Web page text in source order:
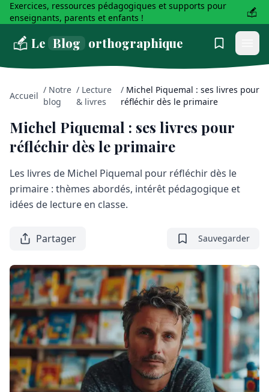
Exercices, ressources pédagogiques et supports pour
enseignants, parents et enfants !
Le Blog orthographique
Accueil
/ Notre
blog
/ Lecture
& livres
/ Michel Piquemal : ses livres pour
réfléchir dès le primaire
Michel Piquemal : ses livres pour
réfléchir dès le primaire
Les livres de Michel Piquemal pour réfléchir dès le
primaire : thèmes abordés, intérêt pédagogique et
idées de lecture en classe.
Partager Sauvegarder